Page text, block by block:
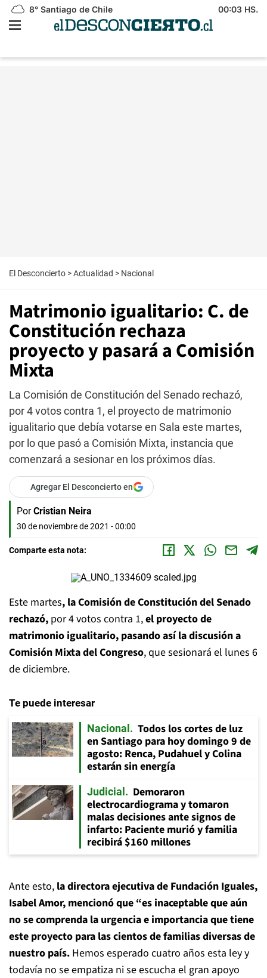
8° Santiago de Chile 00:03 HS.
El Desconcierto >Actualidad > Nacional
Matrimonio igualitario: C. de
Constitución rechaza
proyecto y pasará a Comisión
Mixta
La Comisión de Constitución del Senado rechazó,
por 4 votos contra 1, el proyecto de matrimonio
igualitario que debía votarse en Sala este martes,
por lo que pasó a Comisión Mixta, instancia que
comenzará a sesionar en los próximos días.
Agregar El Desconcierto en
Por Cristian Neira
30 de noviembre de 2021 - 00:00
Comparte esta nota:
Este martes, la Comisión de Constitución del Senado
rechazó, por 4 votos contra 1,el proyecto de
matrimonio igualitario, pasando así la discusión a
Comisión Mixta del Congreso, que sesionará el lunes 6
de diciembre.
Te puede interesar
Nacional
Todos los cortes de luz
en Santiago para hoy domingo 9 de
agosto: Renca, Pudahuel y Colina
estarán sin energía
Judicial
Demoraron
electrocardiograma y tomaron
malas decisiones ante signos de
infarto: Paciente murió y familia
recibirá $160 millones
Ante esto, la directora ejecutiva de Fundación Iguales,
Isabel Amor, mencionó que “es inaceptable que aún
no se comprenda la urgencia e importancia que tiene
este proyecto para las cientos de familias diversas de
nuestro país. Hemos esperado cuatro años esta ley y
todavía no se empatiza ni se escucha el gran apoyo